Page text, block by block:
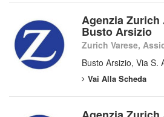
Agenzia
Busto Arsizio
Zurich Varese,
Busto Arsizio, Via S.
Vai Alla Scheda